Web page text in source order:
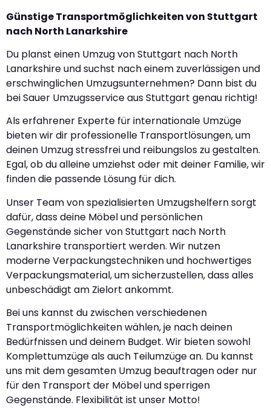
Günstige Transportmöglichkeiten von Stuttgart
nach North Lanarkshire
Du planst einen Umzug von Stuttgart nach North
Lanarkshire und suchst nach einem zuverlässigen und
erschwinglichen Umzugsunternehmen? Dann bist du
bei Sauer Umzugsservice aus Stuttgart genau richtig!
Als erfahrener Experte für internationale Umzüge
bieten wir dir professionelle Transportlösungen, um
deinen Umzug stressfrei und reibungslos zu gestalten.
Egal, ob du alleine umziehst oder mit deiner Familie, wir
finden die passende Lösung für dich.
Unser Team von spezialisierten Umzugshelfern sorgt
dafür, dass deine Möbel und persönlichen
Gegenstände sicher von Stuttgart nach North
Lanarkshire transportiert werden. Wir nutzen
moderne Verpackungstechniken und hochwertiges
Verpackungsmaterial, um sicherzustellen, dass alles
unbeschädigt am Zielort ankommt.
Bei uns kannst du zwischen verschiedenen
Transportmöglichkeiten wählen, je nach deinen
Bedürfnissen und deinem Budget. Wir bieten sowohl
Komplettumzüge als auch Teilumzüge an. Du kannst
uns mit dem gesamten Umzug beauftragen oder nur
für den Transport der Möbel und sperrigen
Gegenstände. Flexibilität ist unser Motto!